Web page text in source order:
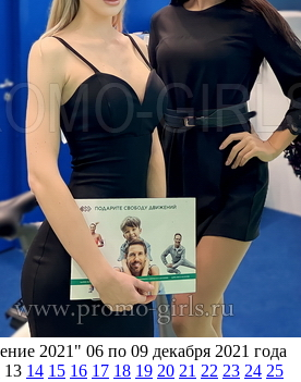
2021" 06 по 09 декабря 2021 года
13 14 15 16 17 18 19 20 21 22 23 24 25